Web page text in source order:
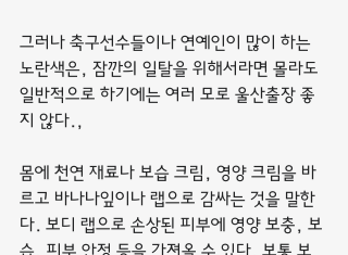
그러나 축구선수들이나 연예인이 많이 하는
노란색은, 잠깐의 일탈을 위해서라면 몰라도
일반적으로 하기에는 여러 모로 울산출장 좋
지 않다.,
몸에 천연 재료나 보습 크림, 영양 크림을 바
르고 바나나잎이나 랩으로 감싸는 것을 말한
다. 보디 랩으로 손상된 피부에 영양 보충, 보
습, 피부 안정 등을 가져올 수 있다. 보통 보